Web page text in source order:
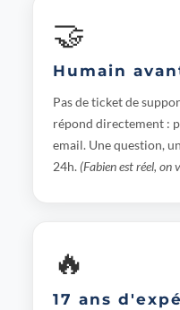
🤝
Humain
Pas de ticket de
répond directement :
email. Une question,
24h. (Fabien est réel, on
🔥
17 ans